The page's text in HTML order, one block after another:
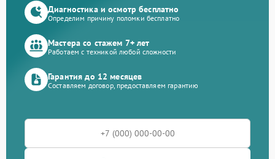
Диагностика и осмотр бесплатно
Определим причину поломки бесплатно
Мастера со стажем 7+ лет
Работаем с техникой любой сложности
Гарантия до 12 месяцев
Составляем договор, предоставляем гарантию